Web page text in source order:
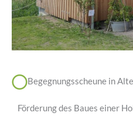
Begegnungsscheune in
Förderung des Baues einer